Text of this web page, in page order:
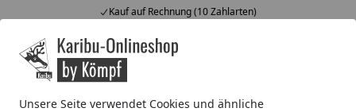
Unsere Seite verwendet Cookies und ähnliche
Kauf auf Rechnung (10 Zahlarten)
Alle Produkte
Mein Konto